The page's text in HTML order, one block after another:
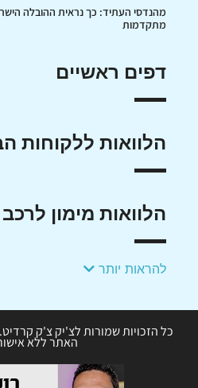
מהנדסי העתיד: כך נראית ההובלה
מתקדמות
דפים ראשיים
הלוואות ללקוחות
הלוואות מימון לרכב
להראות יותר
כל הזכויות שמורות לצ'יק צ'ק
האתר ללא אישור.